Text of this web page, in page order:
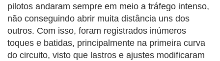
pilotos andaram sempre em meio a tráfego intenso,
não conseguindo abrir muita distância uns dos
outros. Com isso, foram registrados inúmeros
toques e batidas, principalmente na primeira curva
do circuito, visto que lastros e ajustes modificaram